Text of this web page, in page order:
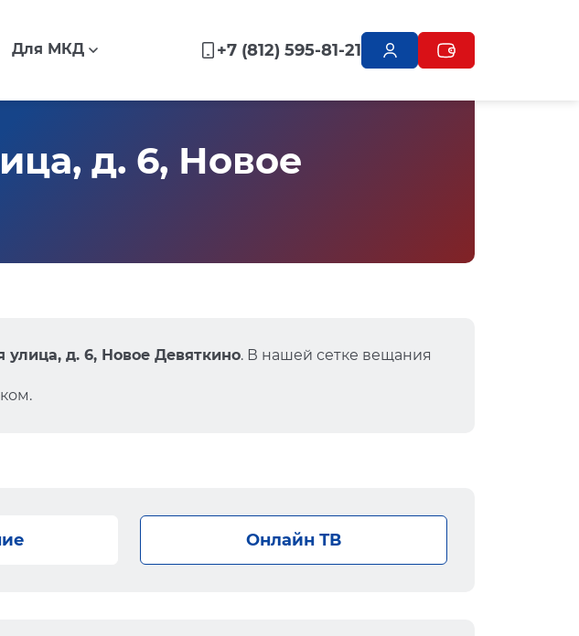
Для МКД +7 (812) 595-81-21
д. 6, Новое
улица, д. 6, Новое Девяткино. В нашей сетке вещания
Онлайн ТВ